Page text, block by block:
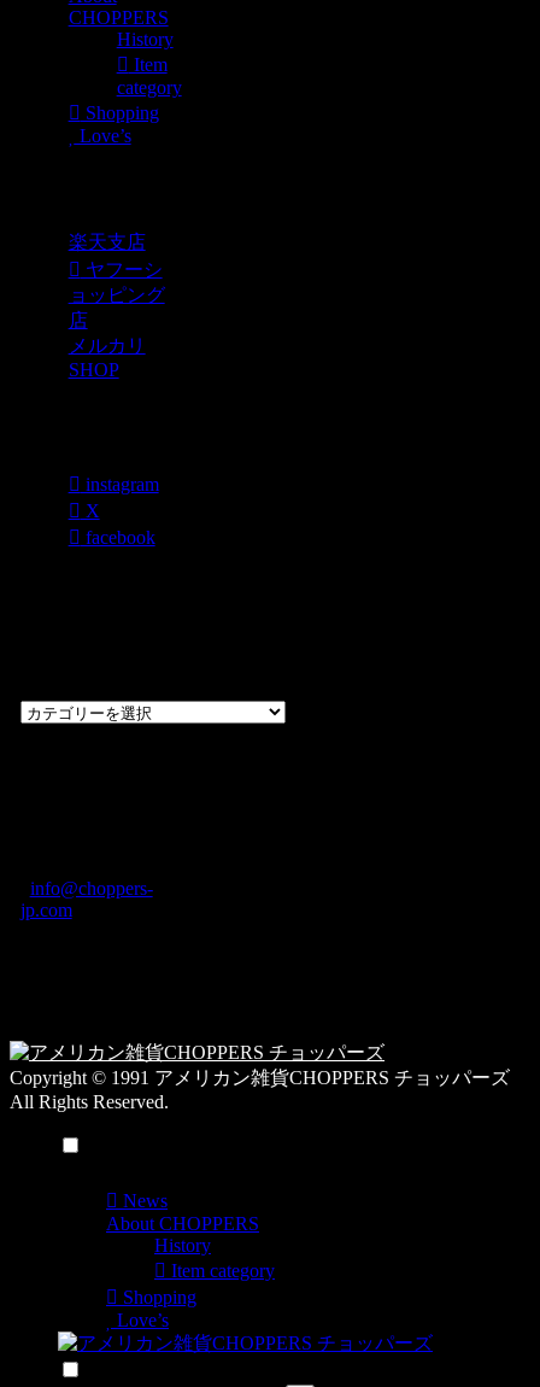
CHOPPERS
History
Item
category
Shopping
Love’s
楽天支店
ヤフーシ
ョッピング
店
メルカリ
SHOP
instagram
X
facebook
過
テ
ゴ
info@choppers-
jp.com
Copyright © 1991 アメリカン雑貨CHOPPERS チョッパーズ
All Rights Reserved.
News
About CHOPPERS
History
Item category
Shopping
Love’s